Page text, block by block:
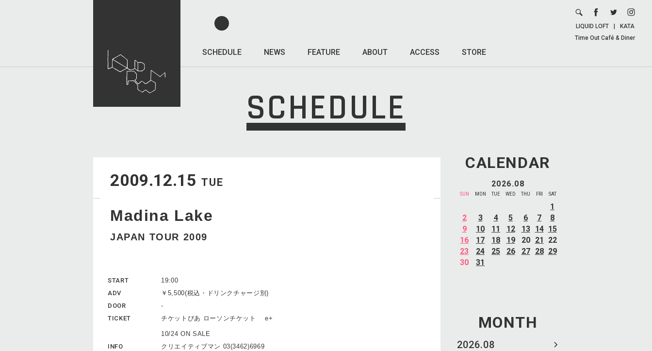
SCHEDULE NEWS FEATURE ABOUT ACCESS STORE
LIQUID LOFT
KATA
Time Out Café & Diner
SCHEDULE
CALENDAR
2026.08
SUN MON TUE WED THU FRI SAT
1
2
3 4 5 6 7
8
9
10 11 12 13 14 15
16
17 18 19 20 21
22
23
24 25 26 27 28 29
30
31
MONTH
2026.08
2009.12.15 TUE
Madina Lake
JAPAN TOUR 2009
START
19:00
ADV
￥5,500(税込・ドリンクチャージ別)
DOOR
-
TICKET
チケットぴあ ローソンチケット e+
10/24 ON SALE
INFO
クリエイティブマン 03(3462)6969